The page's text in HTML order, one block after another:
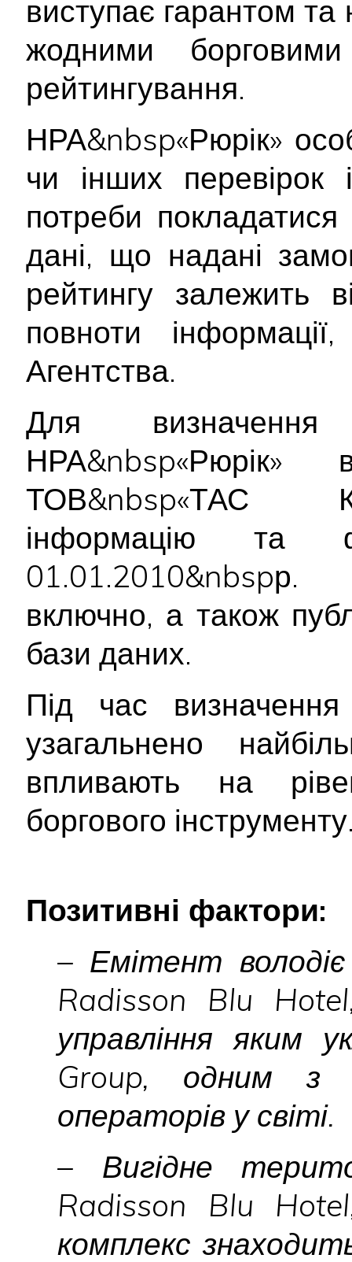
виступає гарантом та
жодними борговими
рейтингування.
НРА&nbsp«Рюрік»
чи інших перевірок
потреби покладатися
дані, що надані
рейтингу залежить
повноти
Агентства.
Для визначення
НРА&nbsp«Рюрік»
ТОВ&nbsp«ТАС
інформацію та
включно, а також
бази даних.
Під час визначення
узагальнено
впливають на
боргового
Позитивні фактори:
– Емітент
Radisson Blu
управління яким
Group, одним з
операторів у світі.
– Вигідне
Radisson Blu
комплекс